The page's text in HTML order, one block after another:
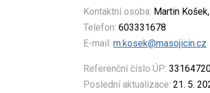
Kontaktní osoba: Martin
Telefon: 603331678
E-mail: m.kosek@masojicin.cz
Referenční číslo ÚP:
Poslední aktualizace: 21. 5.